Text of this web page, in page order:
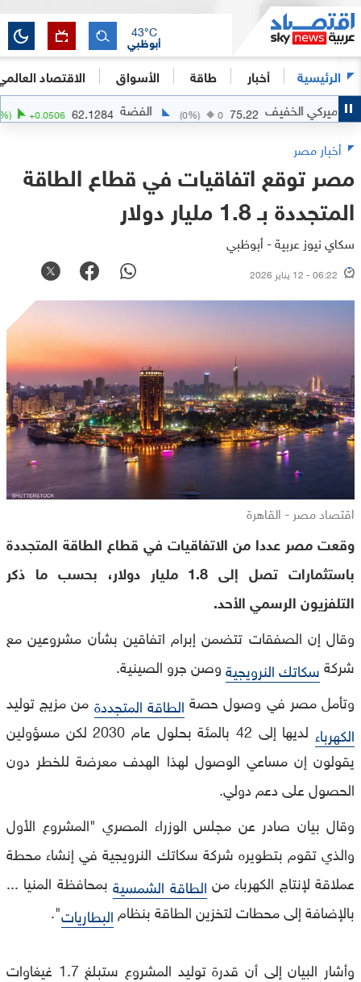
الرئيسية أخبار طاقة الأسواق الاقتصاد
أبوظبي
43°C
الخفيف 75.22
0
0%) الفضة 62.1284
+ 0.0506
(+ 0.08%)
أخبار مصر
مصر توقع اتفاقيات في قطاع الطاقة
المتجددة بـ 1.8 مليار دولار
سكاي نيوز عربية - أبوظبي
06:22 - 12 يناير 2026
اقتصاد مصر - القاهرة
وقعت مصر عددا من الاتفاقيات في قطاع الطاقة المتجددة
باستثمارات تصل إلى 1.8 مليار دولار، بحسب ما ذكر
التلفزيون الرسمي الأحد.
وقال إن الصفقات تتضمن إبرام اتفاقين بشأن مشروعين مع
شركةسكاتك النرويجيةوصن جرو الصينية.
وتأمل مصر في وصول حصة الطاقة المتجددة من مزيج توليد
الكهرباء
لديها إلى 42 بالمئة بحلول عام 2030 لكن مسؤولين
يقولون إن مساعي الوصول لهذا الهدف معرضة للخطر دون
الحصول على دعم دولي.
وقال بيان صادر عن مجلس الوزراء المصري "المشروع الأول
والذي تقوم بتطويره شركة سكاتك النرويجية في إنشاء محطة
عملاقة لإنتاج الكهرباء من الطاقة الشمسيةبمحافظة المنيا ...
بالإضافة إلى محطات لتخزين الطاقة بنظام البطاريات".
وأشار البيان إلى أن قدرة توليد المشروع ستبلغ 1.7 غيغاوات